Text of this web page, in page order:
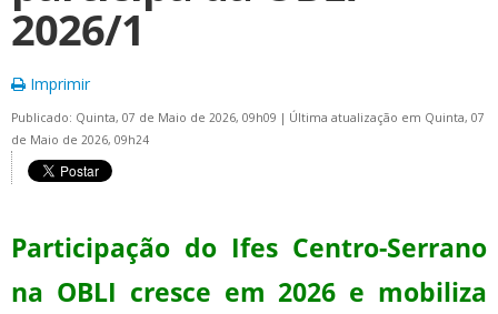
2026/1
Imprimir
Publicado: Quinta, 07 de Maio de 2026, 09h09 | Última atualização em Quinta, 07
de Maio de 2026, 09h24
Participação do Ifes Centro-Serrano
na OBLI cresce em 2026 e mobiliza